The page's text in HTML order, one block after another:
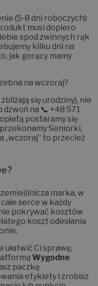
(5-8 dni roboczych):
musi dopiero
spod zwinnych rąk
kilku dni na
jak gorący mamy
na wczoraj?
się urodziny), nie
dzwoń na 📞 +48 571
postaramy się
przekonamy Seniorki,
„wczoraj” to przecież
marka, w
serce w każdy
pokrywać kosztów
koszt odesłania
ułatwić Ci sprawę,
Wygodne
paczkę
etykiety i zrobisz